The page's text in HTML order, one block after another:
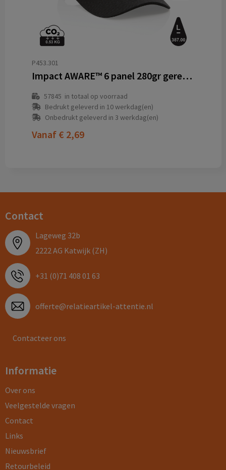
P453.301
Impact AWARE™ 6 panel 280gr gerecycled katoenen cap
57845 in totaal op voorraad
Bedrukt geleverd in 10 werkdag(en)
Onbedrukt geleverd in 3 werkdag(en)
Vanaf € 2,69
Contact
Lageweg 32b
2222 AG Katwijk (ZH)
+31 (0)71 408 01 63
offerte@relatieartikel-attentie.nl
Contacteer ons
Informatie
Over ons
Veelgestelde vragen
Contact
Links
Nieuwsbrief
Retourbeleid